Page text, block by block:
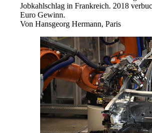
Jobkahlschlag in Frankreich. 2018
Euro Gewinn.
Von Hansgeorg Hermann, Paris